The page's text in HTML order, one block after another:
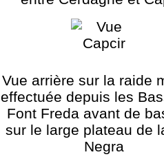
Vue arrière sur la raide
effectuée depuis les
Font Freda avant de
sur le large plateau de
Negra